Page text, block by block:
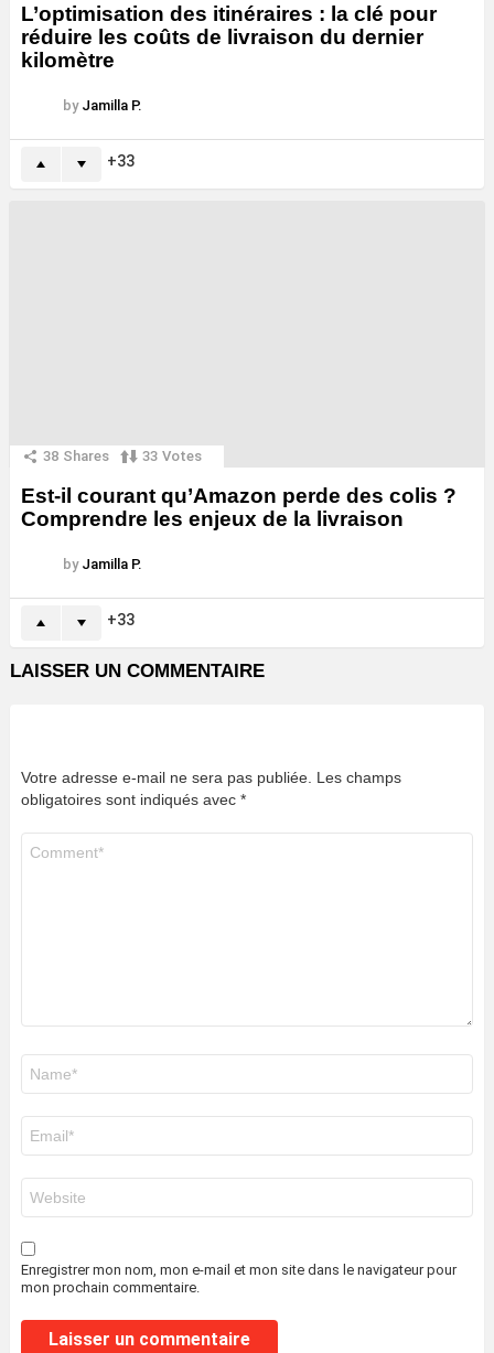
L’optimisation des itinéraires : la clé pour
réduire les coûts de livraison du dernier
kilomètre
by Jamilla P.
33
38 Shares 33 Votes
Est-il courant qu’Amazon perde des colis ?
Comprendre les enjeux de la livraison
by Jamilla P.
33
LAISSER UN COMMENTAIRE
Votre adresse e-mail ne sera pas publiée. Les champs
obligatoires sont indiqués avec *
mail
*
web
Enregistrer mon nom, mon e-mail et mon site dans le navigateur pour
mon prochain commentaire.